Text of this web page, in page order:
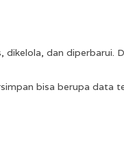
dan diperbarui.
bisa berupa data